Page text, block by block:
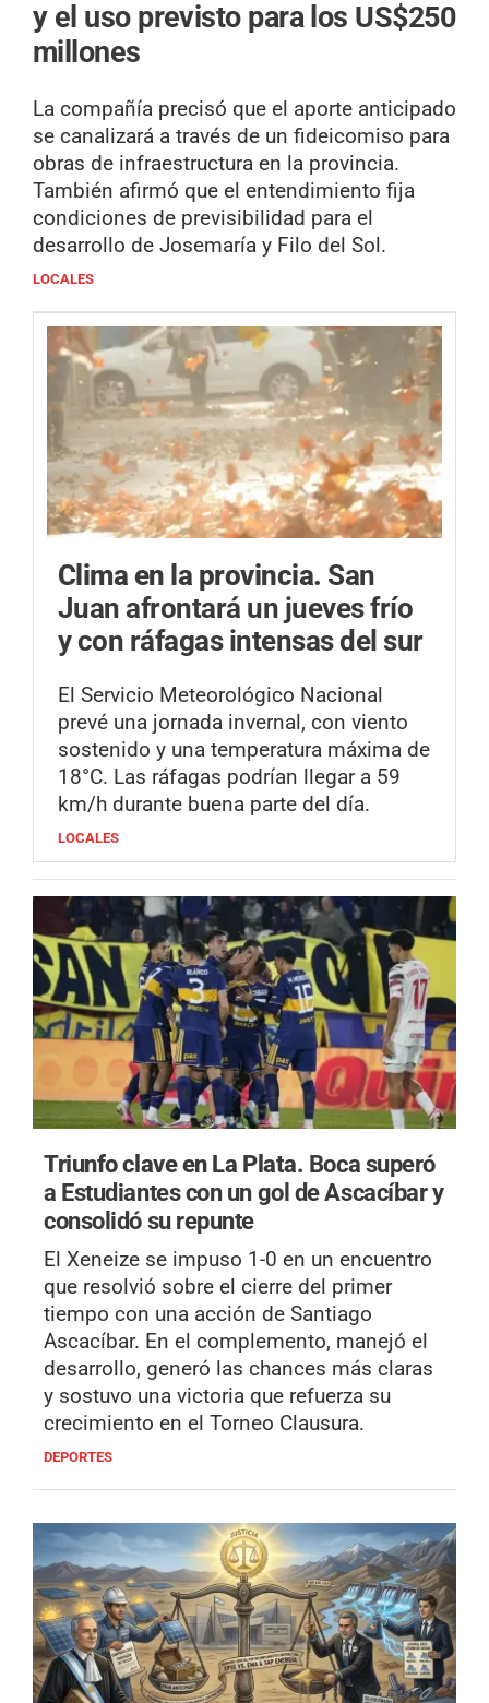
y el uso previsto para los US$250
millones
La compañía precisó que el aporte anticipado
se canalizará a través de un fideicomiso para
obras de infraestructura en la provincia.
También afirmó que el entendimiento fija
condiciones de previsibilidad para el
desarrollo de Josemaría y Filo del Sol.
LOCALES
Clima en la provincia. San
Juan afrontará un jueves frío
y con ráfagas intensas del sur
El Servicio Meteorológico Nacional
prevé una jornada invernal, con viento
sostenido y una temperatura máxima de
18°C. Las ráfagas podrían llegar a 59
km/h durante buena parte del día.
LOCALES
Triunfo clave en La Plata. Boca superó
a Estudiantes con un gol de Ascacíbar y
consolidó su repunte
El Xeneize se impuso 1-0 en un encuentro
que resolvió sobre el cierre del primer
tiempo con una acción de Santiago
Ascacíbar. En el complemento, manejó el
desarrollo, generó las chances más claras
y sostuvo una victoria que refuerza su
crecimiento en el Torneo Clausura.
DEPORTES